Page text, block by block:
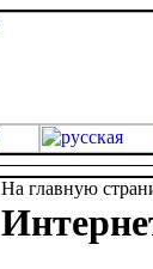
На главную